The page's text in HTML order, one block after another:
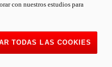
con nuestros estudios para
TODAS LAS COOKIES